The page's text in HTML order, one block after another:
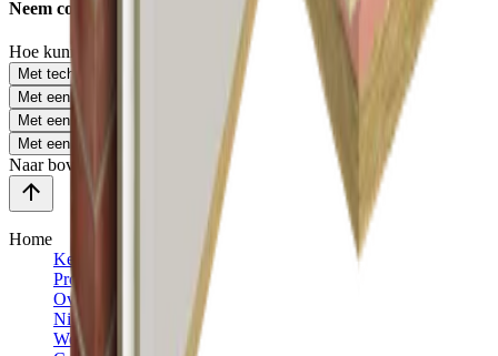
Neem contact met ons op
Hoe kunnen we je helpen?
Met technisch advies
Met een offerte
Met een project te bespreken
Met een andere vraag
Naar boven
Home
Kennisbank
Projecten
Over ons
Nieuws
Werken bij